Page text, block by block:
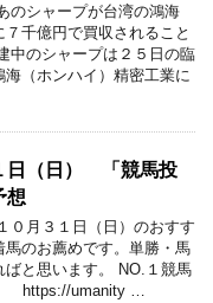
のシャープが台湾の鴻海
７千億円で買収されること
中のシャープは２５日の臨
（ホンハイ）精密工業に
日（日） 「競馬投
想
０月３１日（日）のおすす
のお薦めです。単勝・馬
と思います。 NO.１競馬
https://umanity …